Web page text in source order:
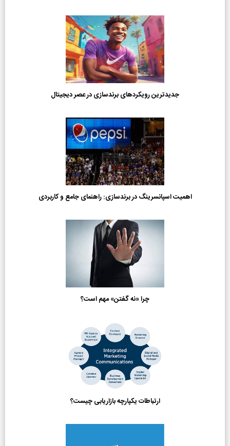
جدیدترین رویکردهای برندسازی در عصر دیجیتال
اهمیت اسپانسرینگ در برندسازی: راهنمای جامع و کاربردی
چرا «نه گفتن» مهم است؟
ارتباطات یکپارچه بازاریابی چیست؟